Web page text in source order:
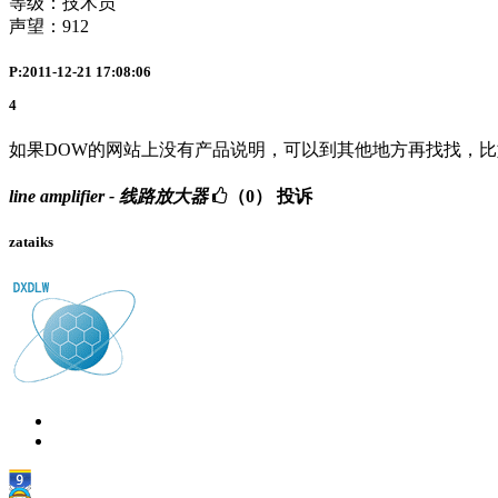
声望： 912
P:2011-12-21 17:08:06
4
如果DOW的网站上没有产品说明，可以到其他地方再找找，
line amplifier - 线路放大器 （0） 投诉
zataiks